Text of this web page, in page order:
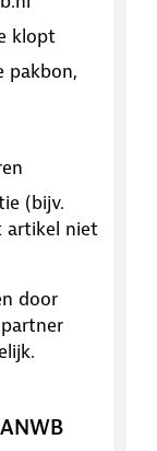
klopt
pakbon,
(bijv.
artikel niet
door